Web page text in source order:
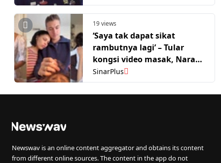
19 views
‘Saya tak dapat sikat
rambutnya lagi’ – Tular
kongsi video masak, Nara
Smith pilu anak 2 tahun
bertarung nyawa lawan
kanser
SinarPlus
Newswav is an online content aggregator and obtains its content
from different online sources. The content in the app do not